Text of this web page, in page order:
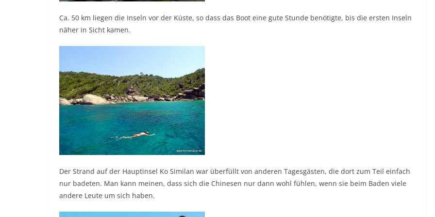
Ca. 50 km liegen die Inseln vor der Küste, so dass das Boot eine gute Stunde benötigte, bis die ersten Inseln
näher in Sicht kamen.
Der Strand auf der Hauptinsel Ko Similan war überfüllt von anderen Tagesgästen, die dort zum Teil einfach
nur badeten. Man kann meinen, dass sich die Chinesen nur dann wohl fühlen, wenn sie beim Baden viele
andere Leute um sich haben.